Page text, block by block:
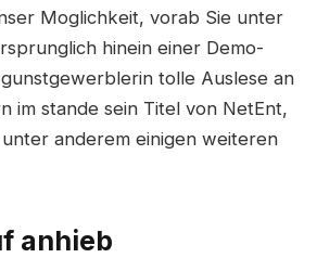
Moglichkeit, vorab Sie unter
hinein einer Demo-
tolle Auslese an
im stande sein Titel von NetEnt,
anderem einigen weiteren
anhieb